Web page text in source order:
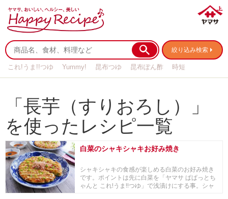
絞り込み検索
これ!うま!!つゆ Yummy! 昆布つゆ 昆布ぽん酢
時短
「長芋（すりおろし）」
を使ったレシピ一覧
白菜のシャキシャキお好み焼き
シャキシャキの食感が楽しめる白菜のお好み焼き
です。ポイントは先に白菜を「ヤマサ ぱぱっとち
ゃんと これ!うま!!つゆ」で浅漬けにする事。シャ